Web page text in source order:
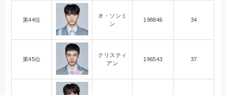
第44位
オ・ソンミ
ン
198846 34
第45位
クリスティ
アン
196543 37